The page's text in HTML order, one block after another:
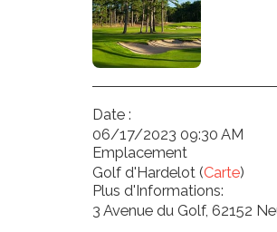
Date :
06/17/2023 09:30 AM
Emplacement
Golf d'Hardelot (Carte)
Plus d'Informations:
3 Avenue du Golf, 62152